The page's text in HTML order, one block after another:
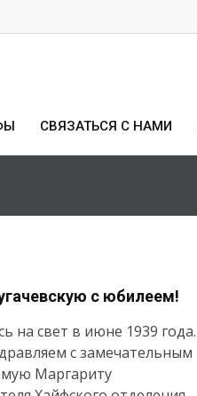
СВЯЗАТЬСЯ С НАМИ
с юбилеем!
на свет в июне 1939 года.
с замечательным
Маргариту